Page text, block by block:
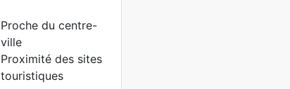
Proche du centre-
ville
Proximité des sites
touristiques